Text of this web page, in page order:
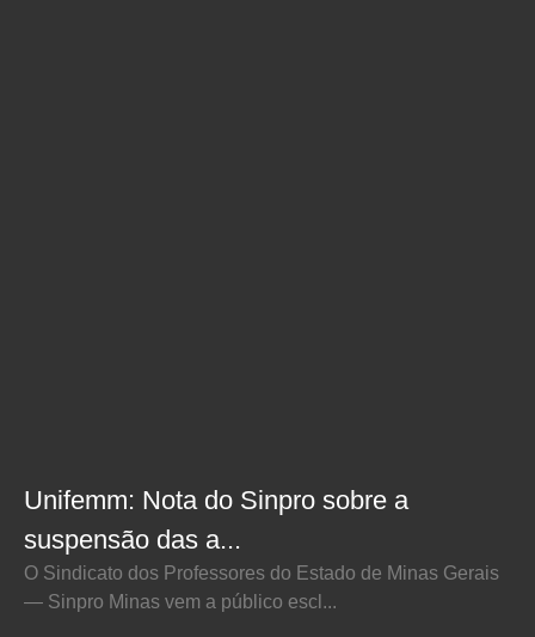
Unifemm: Nota do Sinpro sobre a
suspensão das a...
O Sindicato dos Professores do Estado de Minas Gerais
— Sinpro Minas vem a público escl...